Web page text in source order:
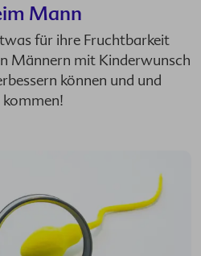
Mann
für ihre Fruchtbarkeit
Männern mit Kinderwunsch
können und und
kommen!